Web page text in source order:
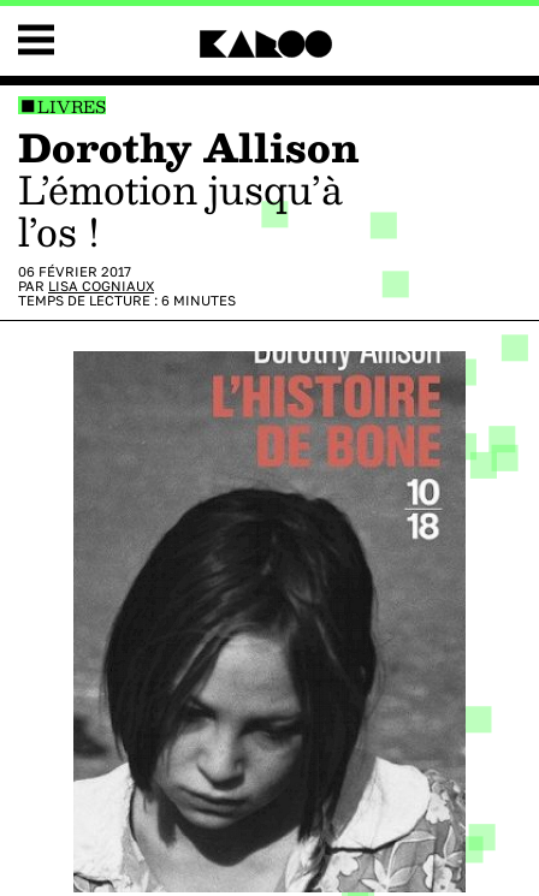
LIVRES
Dorothy Allison
l’émotion jusqu’à
l’os !
06 FÉVRIER 2017
PAR LISA COGNIAUX
TEMPS DE LECTURE : 6 MINUTES